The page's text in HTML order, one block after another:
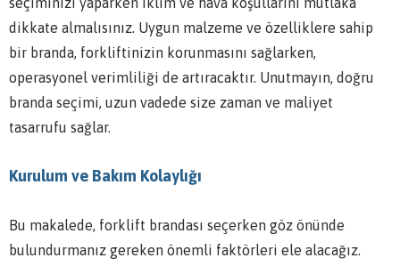
dikkate almalısınız. Uygun malzeme ve özelliklere sahip
bir branda, forkliftinizin korunmasını sağlarken,
operasyonel verimliliği de artıracaktır. Unutmayın, doğru
branda seçimi, uzun vadede size zaman ve maliyet
tasarrufu sağlar.
Kurulum ve Bakım Kolaylığı
Bu makalede, forklift brandası seçerken göz önünde
bulundurmanız gereken önemli faktörleri ele alacağız.